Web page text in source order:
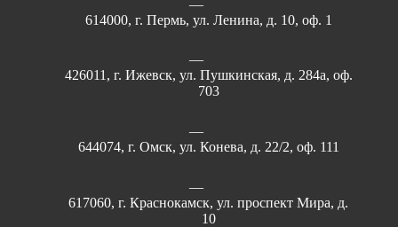
614000, г. Пермь, ул. Ленина, д. 10, оф. 1
426011, г. Ижевск, ул. Пушкинская, д. 284а, оф.
703
644074, г. Омск, ул. Конева, д. 22/2, оф. 111
617060, г. Краснокамск, ул. проспект Мира, д.
10